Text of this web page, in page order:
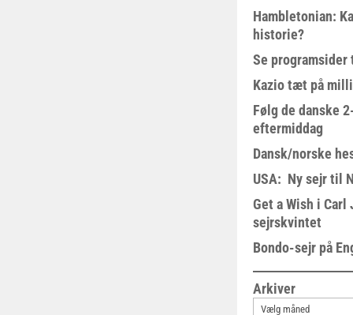
Hambletonian:
historie?
Se
Kazio tæt på
Følg de danske
eftermiddag
Dansk/norske
USA: Ny sejr til
Get a Wish i Carl
sejrskvintet
Bondo-sejr på
Arkiver